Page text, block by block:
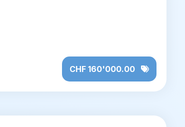
CHF 160'000.00